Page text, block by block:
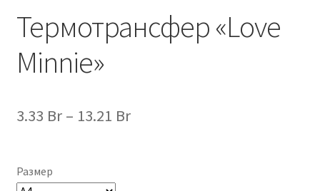
Термотрансфер «Love
Minnie»
3.33 Br – 13.21 BrДиапазон
Размер